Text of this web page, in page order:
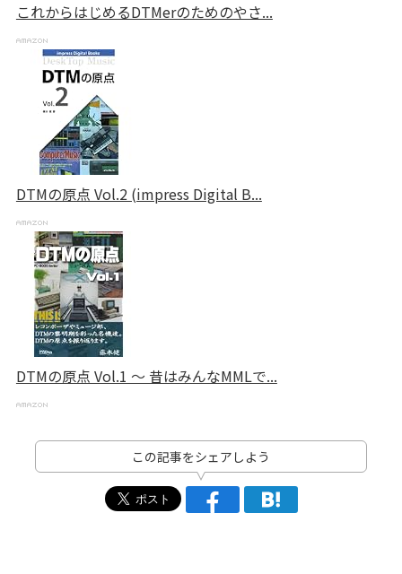
これからはじめるDTMerのためのやさ...
DTMの原点 Vol.2 (impress Digital B...
DTMの原点 Vol.1 ～ 昔はみんなMMLで...
この記事をシェアしよう